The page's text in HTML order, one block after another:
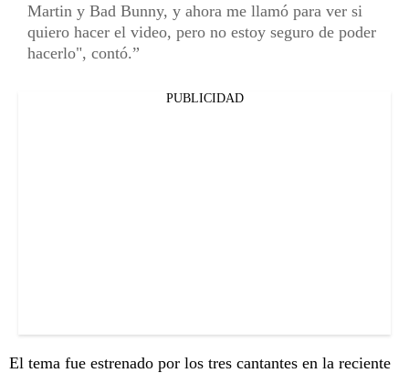
Martin y Bad Bunny, y ahora me llamó para ver si
quiero hacer el video, pero no estoy seguro de poder
hacerlo", contó.
PUBLICIDAD
El tema fue estrenado por los tres cantantes en la reciente